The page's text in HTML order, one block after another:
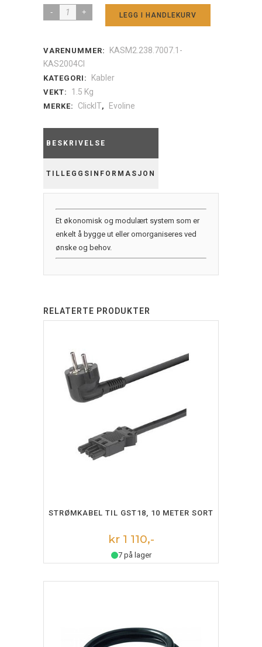
Strømkabel
7
meter
sort
quantity
LEGG I HANDLEKURV
VARENUMMER:
KASM2.238.7007.1-
KAS2004CI
KATEGORI: Kabler
VEKT: 1.5 Kg
MERKE: ClickIT, Evoline
BESKRIVELSE
TILLEGGSINFORMASJON
Et økonomisk og modulært system som er
enkelt å bygge ut eller omorganiseres ved
ønske og behov.
RELATERTE PRODUKTER
LEGG I HANDLEKURV
STRØMKABEL TIL GST18, 10 METER SORT
kr 1 110,-
7 på lager